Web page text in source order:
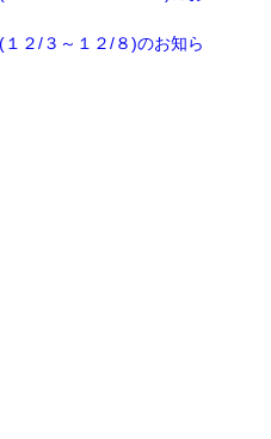
２/３～１２/８)のお知ら